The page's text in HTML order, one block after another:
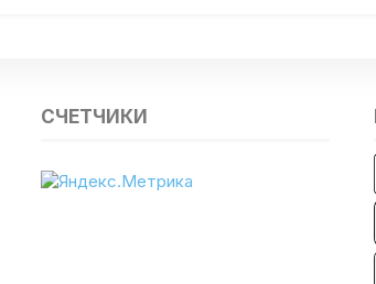
СЧЕТЧИКИ